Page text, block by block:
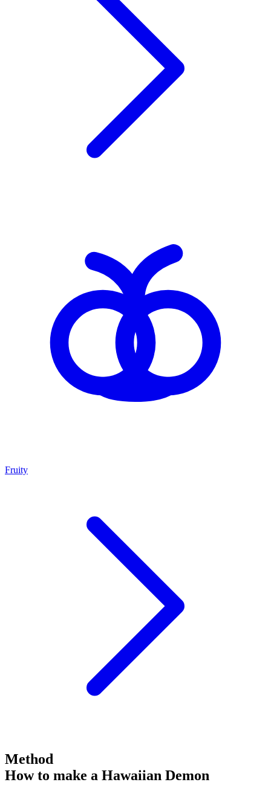
Fruity
Method
How to make a Hawaiian Demon